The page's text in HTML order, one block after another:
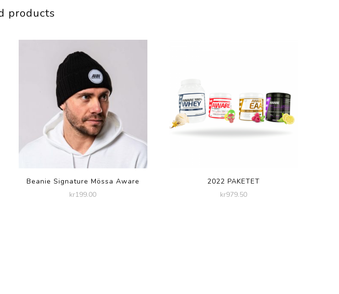
products
Beanie Signature Mössa Aware
kr199.00
2022 PAKETET
kr979.50